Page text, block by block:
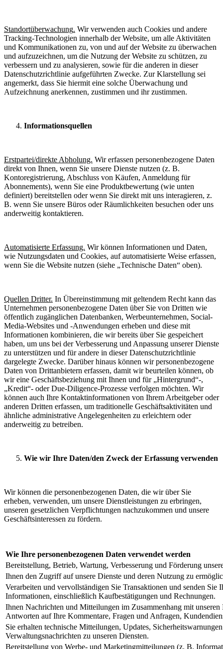
Standortüberwachung. Wir verwenden auch Cookies und andere
Tracking-Technologien innerhalb der Website, um alle Aktivitäten
und Kommunikationen zu, von und auf der Website zu überwachen
und aufzuzeichnen, um die Nutzung der Website zu schützen, zu
verbessern und zu analysieren, sowie für die anderen in dieser
Datenschutzrichtlinie aufgeführten Zwecke. Zur Klarstellung sei
angemerkt, dass Sie hiermit eine solche Überwachung und
Aufzeichnung anerkennen, zustimmen und ihr zustimmen.
Informationsquellen
Erstpartei/direkte Abholung. Wir erfassen personenbezogene Daten
direkt von Ihnen, wenn Sie unsere Dienste nutzen (z. B.
Kontoregistrierung, Abschluss von Käufen, Anmeldung für
Abonnements), wenn Sie eine Produktbewertung (wie unten
definiert) bereitstellen oder wenn Sie direkt mit uns interagieren, z.
B. wenn Sie unsere Büros oder Räumlichkeiten besuchen oder uns
anderweitig kontaktieren.
Automatisierte Erfassung. Wir können Informationen und Daten,
wie Nutzungsdaten und Cookies, auf automatisierte Weise erfassen,
wenn Sie die Website nutzen (siehe „Technische Daten“ oben).
Quellen Dritter. In Übereinstimmung mit geltendem Recht kann das
Unternehmen personenbezogene Daten über Sie von Dritten wie
öffentlich zugänglichen Datenbanken, Werbeunternehmen, Social-
Media-Websites und -Anwendungen erheben und diese mit
Informationen kombinieren, die wir bereits über Sie gespeichert
haben, um uns bei der Verbesserung und Anpassung unserer Dienste
zu unterstützen und für andere in dieser Datenschutzrichtlinie
dargelegte Zwecke. Darüber hinaus können wir personenbezogene
Daten von Drittanbietern erfassen, damit wir beurteilen können, ob
wir eine Geschäftsbeziehung mit Ihnen und für „Hintergrund“-,
„Kredit“- oder Due-Diligence-Prozesse verfolgen möchten. Wir
können auch Ihre Kontaktinformationen von Ihrem Arbeitgeber oder
anderen Dritten erfassen, um traditionelle Geschäftsaktivitäten und
ähnliche administrative Angelegenheiten zu erleichtern oder
anderweitig zu betreiben.
Wie wir Ihre Daten/den Zweck der Erfassung verwenden
Wir können die personenbezogenen Daten, die wir über Sie
erheben, verwenden, um unsere Dienstleistungen zu erbringen,
unseren gesetzlichen Verpflichtungen nachzukommen und unsere
Geschäftsinteressen zu fördern.
Wie Ihre personenbezogenen Daten verwendet werden
Bereitstellung, Betrieb, Wartung, Verbesserung und Förderung
Ihnen den Zugriff auf unsere Dienste und deren Nutzung zu
Verarbeiten und vervollständigen Sie Transaktionen und senden Sie
Informationen, einschließlich Kaufbestätigungen und Rechnungen.
Ihnen Nachrichten und Mitteilungen im Zusammenhang mit unseren
Antworten auf Ihre Kommentare, Fragen und Anfragen,
Sie erhalten technische Mitteilungen, Updates,
Verwaltungsnachrichten zu unseren Diensten.
Bereitstellung von Werbe- und Marketingmitteilungen (z. B.